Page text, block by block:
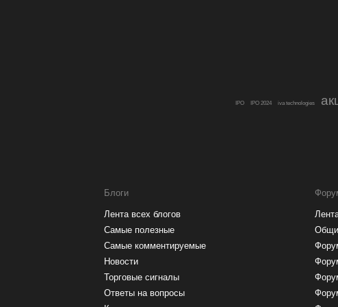
IPO IPO 2024 iva technologies
Блоги
Лента всех блогов
Самые полезные
Самые комментируемые
Новости
Торговые сигналы
Ответы на вопросы